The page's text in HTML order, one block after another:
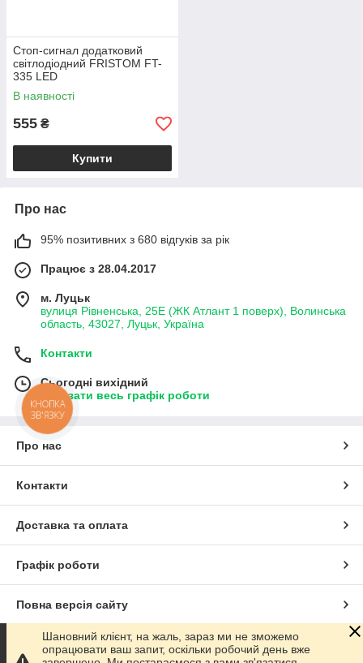
Стоп-сигнал додатковий
світлодіодний FRISTOM FT-
335 LED
В наявності
555 ₴
Купити
Про нас
95% позитивних з 680 відгуків за рік
Працює з 28.04.2017
м. Луцьк
вулиця Рівненська, 25Е (ЖК Атлант 1 поверх), Волинська
область, 43027, Луцьк, Україна
Контакти
Сьогодні вихідний
Показати весь графік роботи
Про нас
Контакти
Доставка та оплата
Графік роботи
Повна версія сайту
Сайт створено на маркетплейсіProm.ua
Шановний клієнт, на жаль, зараз ми не зможемо
опрацювати ваш запит, оскільки робочий день вже
КНОПКА
ЗВ'ЯЗКУ